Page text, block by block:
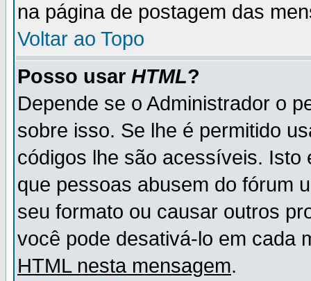
na página de postagem das
Voltar ao Topo
Posso usar HTML?
Depende se o Administrador o
sobre isso. Se lhe é permitido
códigos lhe são acessíveis.
que pessoas abusem do fórum
seu formato ou causar outros
você pode desativá-lo em cada
HTML nesta mensagem.